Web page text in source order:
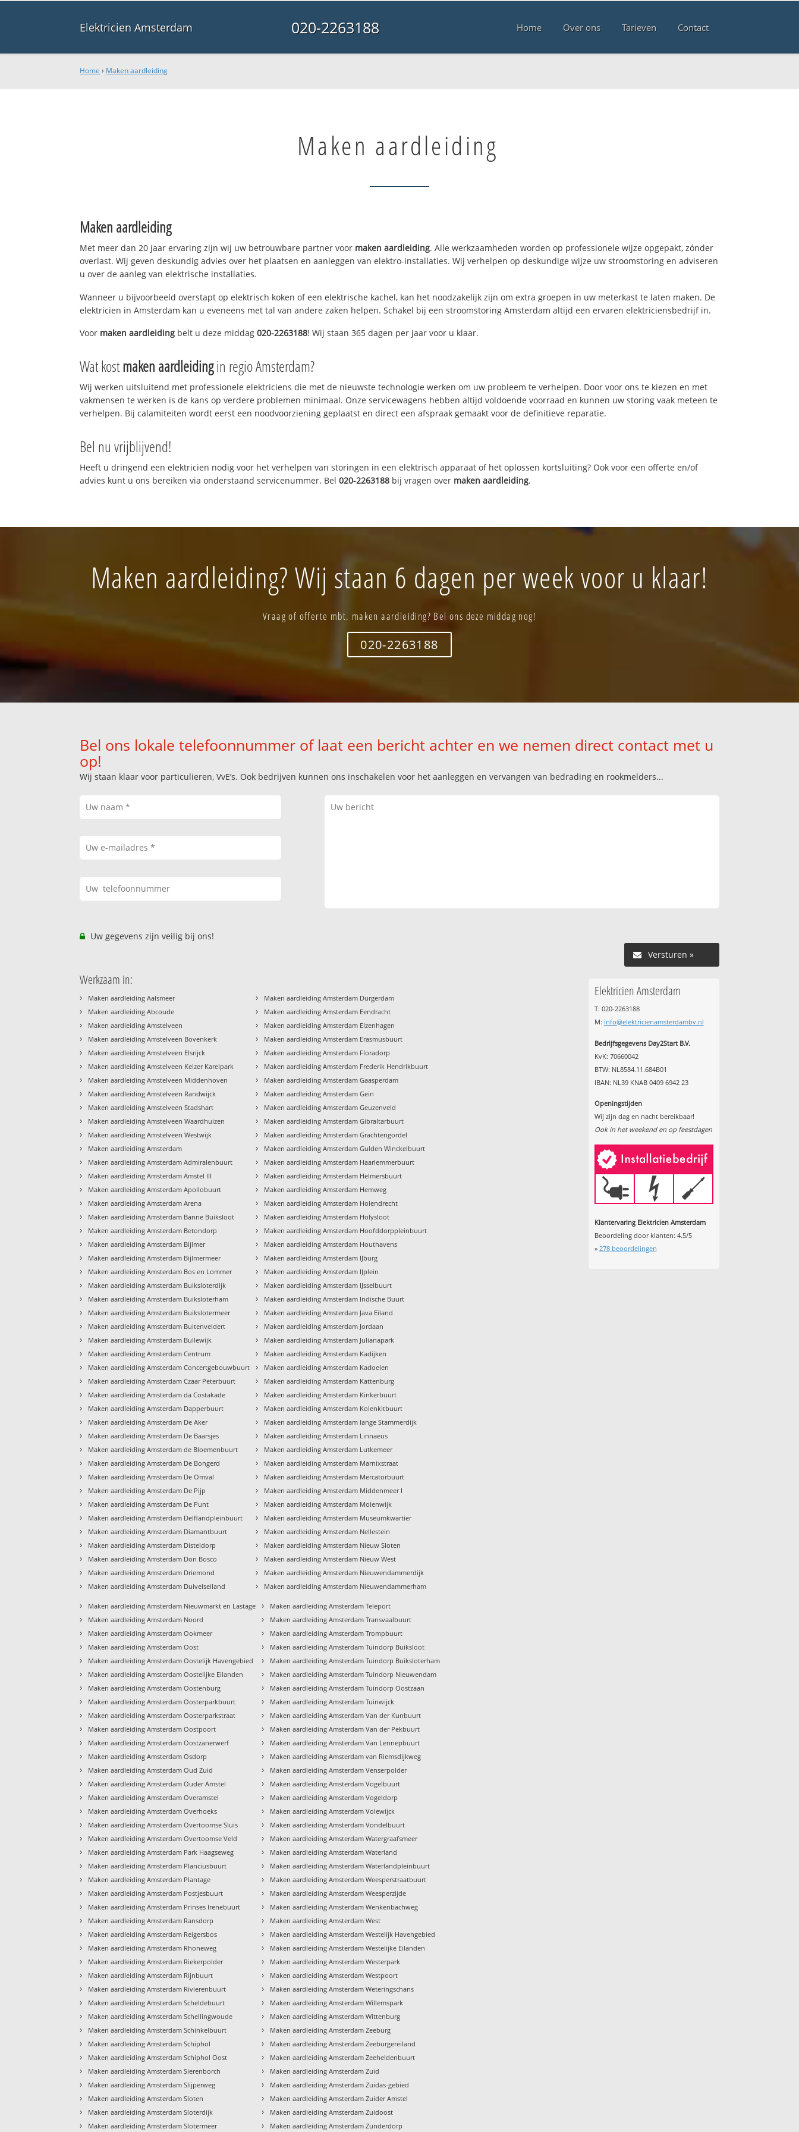
Elektricien Amsterdam 020-2263188 Home Over ons Tarieven Contact
Home › Maken aardleiding
Maken aardleiding
Maken aardleiding
Met meer dan 20 jaar ervaring zijn wij uw betrouwbare partner voor maken aardleiding. Alle werkzaamheden worden op professionele wijze opgepakt, zónder
overlast. Wij geven deskundig advies over het plaatsen en aanleggen van elektro-installaties. Wij verhelpen op deskundige wijze uw stroomstoring en adviseren
u over de aanleg van elektrische installaties.
Wanneer u bijvoorbeeld overstapt op elektrisch koken of een elektrische kachel, kan het noodzakelijk zijn om extra groepen in uw meterkast te laten maken. De
elektricien in Amsterdam kan u eveneens met tal van andere zaken helpen. Schakel bij een stroomstoring Amsterdam altijd een ervaren elektriciensbedrijf in.
Voor maken aardleiding belt u deze middag020-2263188! Wij staan 365 dagen per jaar voor u klaar.
Wat kostmaken aardleidingin regio Amsterdam?
Wij werken uitsluitend met professionele elektriciens die met de nieuwste technologie werken om uw probleem te verhelpen. Door voor ons te kiezen en met
vakmensen te werken is de kans op verdere problemen minimaal. Onze servicewagens hebben altijd voldoende voorraad en kunnen uw storing vaak meteen te
verhelpen. Bij calamiteiten wordt eerst een noodvoorziening geplaatst en direct een afspraak gemaakt voor de definitieve reparatie.
Bel nu vrijblijvend!
Heeft u dringend een elektricien nodig voor het verhelpen van storingen in een elektrisch apparaat of het oplossen kortsluiting? Ook voor een offerte en/of
advies kunt u ons bereiken via onderstaand servicenummer. Bel020-2263188 bij vragen over maken aardleiding.
Maken aardleiding? Wij staan 6 dagen per week voor u klaar!
Vraag of offerte mbt. maken aardleiding? Bel ons deze middag nog!
020-2263188
Bel ons lokale telefoonnummer of laat een bericht achter en we nemen direct contact met u
op!
Wij staan klaar voor particulieren, VvE’s. Ook bedrijven kunnen ons inschakelen voor het aanleggen en vervangen van bedrading en rookmelders...
Uw gegevens zijn veilig bij ons!
Versturen »
Werkzaam in:
› Maken aardleiding Aalsmeer
› Maken aardleiding Abcoude
› Maken aardleiding Amstelveen
› Maken aardleiding Amstelveen Bovenkerk
› Maken aardleiding Amstelveen Elsrijck
› Maken aardleiding Amstelveen Keizer Karelpark
› Maken aardleiding Amstelveen Middenhoven
› Maken aardleiding Amstelveen Randwijck
› Maken aardleiding Amstelveen Stadshart
› Maken aardleiding Amstelveen Waardhuizen
› Maken aardleiding Amstelveen Westwijk
› Maken aardleiding Amsterdam
› Maken aardleiding Amsterdam Admiralenbuurt
› Maken aardleiding Amsterdam Amstel III
› Maken aardleiding Amsterdam Apollobuurt
› Maken aardleiding Amsterdam Arena
› Maken aardleiding Amsterdam Banne Buiksloot
› Maken aardleiding Amsterdam Betondorp
› Maken aardleiding Amsterdam Bijlmer
› Maken aardleiding Amsterdam Bijlmermeer
› Maken aardleiding Amsterdam Bos en Lommer
› Maken aardleiding Amsterdam Buiksloterdijk
› Maken aardleiding Amsterdam Buiksloterham
› Maken aardleiding Amsterdam Buikslotermeer
› Maken aardleiding Amsterdam Buitenveldert
› Maken aardleiding Amsterdam Bullewijk
› Maken aardleiding Amsterdam Centrum
› Maken aardleiding Amsterdam Concertgebouwbuurt
› Maken aardleiding Amsterdam Czaar Peterbuurt
› Maken aardleiding Amsterdam da Costakade
› Maken aardleiding Amsterdam Dapperbuurt
› Maken aardleiding Amsterdam De Aker
› Maken aardleiding Amsterdam De Baarsjes
› Maken aardleiding Amsterdam de Bloemenbuurt
› Maken aardleiding Amsterdam De Bongerd
› Maken aardleiding Amsterdam De Omval
› Maken aardleiding Amsterdam De Pijp
› Maken aardleiding Amsterdam De Punt
› Maken aardleiding Amsterdam Delflandpleinbuurt
› Maken aardleiding Amsterdam Diamantbuurt
› Maken aardleiding Amsterdam Disteldorp
› Maken aardleiding Amsterdam Don Bosco
› Maken aardleiding Amsterdam Driemond
› Maken aardleiding Amsterdam Duivelseiland
› Maken aardleiding Amsterdam Durgerdam
› Maken aardleiding Amsterdam Eendracht
› Maken aardleiding Amsterdam Elzenhagen
› Maken aardleiding Amsterdam Erasmusbuurt
› Maken aardleiding Amsterdam Floradorp
› Maken aardleiding Amsterdam Frederik Hendrikbuurt
› Maken aardleiding Amsterdam Gaasperdam
› Maken aardleiding Amsterdam Gein
› Maken aardleiding Amsterdam Geuzenveld
› Maken aardleiding Amsterdam Gibraltarbuurt
› Maken aardleiding Amsterdam Grachtengordel
› Maken aardleiding Amsterdam Gulden Winckelbuurt
› Maken aardleiding Amsterdam Haarlemmerbuurt
› Maken aardleiding Amsterdam Helmersbuurt
› Maken aardleiding Amsterdam Hemweg
› Maken aardleiding Amsterdam Holendrecht
› Maken aardleiding Amsterdam Holysloot
› Maken aardleiding Amsterdam Hoofddorppleinbuurt
› Maken aardleiding Amsterdam Houthavens
› Maken aardleiding Amsterdam IJburg
› Maken aardleiding Amsterdam IJplein
› Maken aardleiding Amsterdam IJsselbuurt
› Maken aardleiding Amsterdam Indische Buurt
› Maken aardleiding Amsterdam Java Eiland
› Maken aardleiding Amsterdam Jordaan
› Maken aardleiding Amsterdam Julianapark
› Maken aardleiding Amsterdam Kadijken
› Maken aardleiding Amsterdam Kadoelen
› Maken aardleiding Amsterdam Kattenburg
› Maken aardleiding Amsterdam Kinkerbuurt
› Maken aardleiding Amsterdam Kolenkitbuurt
› Maken aardleiding Amsterdam lange Stammerdijk
› Maken aardleiding Amsterdam Linnaeus
› Maken aardleiding Amsterdam Lutkemeer
› Maken aardleiding Amsterdam Marnixstraat
› Maken aardleiding Amsterdam Mercatorbuurt
› Maken aardleiding Amsterdam Middenmeer I
› Maken aardleiding Amsterdam Molenwijk
› Maken aardleiding Amsterdam Museumkwartier
› Maken aardleiding Amsterdam Nellestein
› Maken aardleiding Amsterdam Nieuw Sloten
› Maken aardleiding Amsterdam Nieuw West
› Maken aardleiding Amsterdam Nieuwendammerdijk
› Maken aardleiding Amsterdam Nieuwendammerham
› Maken aardleiding Amsterdam Nieuwmarkt en Lastage
› Maken aardleiding Amsterdam Noord
› Maken aardleiding Amsterdam Ookmeer
› Maken aardleiding Amsterdam Oost
› Maken aardleiding Amsterdam Oostelijk Havengebied
› Maken aardleiding Amsterdam Oostelijke Eilanden
› Maken aardleiding Amsterdam Oostenburg
› Maken aardleiding Amsterdam Oosterparkbuurt
› Maken aardleiding Amsterdam Oosterparkstraat
› Maken aardleiding Amsterdam Oostpoort
› Maken aardleiding Amsterdam Oostzanerwerf
› Maken aardleiding Amsterdam Osdorp
› Maken aardleiding Amsterdam Oud Zuid
› Maken aardleiding Amsterdam Ouder Amstel
› Maken aardleiding Amsterdam Overamstel
› Maken aardleiding Amsterdam Overhoeks
› Maken aardleiding Amsterdam Overtoomse Sluis
› Maken aardleiding Amsterdam Overtoomse Veld
› Maken aardleiding Amsterdam Park Haagseweg
› Maken aardleiding Amsterdam Planciusbuurt
› Maken aardleiding Amsterdam Plantage
› Maken aardleiding Amsterdam Postjesbuurt
› Maken aardleiding Amsterdam Prinses Irenebuurt
› Maken aardleiding Amsterdam Ransdorp
› Maken aardleiding Amsterdam Reigersbos
› Maken aardleiding Amsterdam Rhoneweg
› Maken aardleiding Amsterdam Riekerpolder
› Maken aardleiding Amsterdam Rijnbuurt
› Maken aardleiding Amsterdam Rivierenbuurt
› Maken aardleiding Amsterdam Scheldebuurt
› Maken aardleiding Amsterdam Schellingwoude
› Maken aardleiding Amsterdam Schinkelbuurt
› Maken aardleiding Amsterdam Schiphol
› Maken aardleiding Amsterdam Schiphol Oost
› Maken aardleiding Amsterdam Sierenborch
› Maken aardleiding Amsterdam Slijperweg
› Maken aardleiding Amsterdam Sloten
› Maken aardleiding Amsterdam Sloterdijk
› Maken aardleiding Amsterdam Slotermeer
› Maken aardleiding Amsterdam Teleport
› Maken aardleiding Amsterdam Transvaalbuurt
› Maken aardleiding Amsterdam Trompbuurt
› Maken aardleiding Amsterdam Tuindorp Buiksloot
› Maken aardleiding Amsterdam Tuindorp Buiksloterham
› Maken aardleiding Amsterdam Tuindorp Nieuwendam
› Maken aardleiding Amsterdam Tuindorp Oostzaan
› Maken aardleiding Amsterdam Tuinwijck
› Maken aardleiding Amsterdam Van der Kunbuurt
› Maken aardleiding Amsterdam Van der Pekbuurt
› Maken aardleiding Amsterdam Van Lennepbuurt
› Maken aardleiding Amsterdam van Riemsdijkweg
› Maken aardleiding Amsterdam Venserpolder
› Maken aardleiding Amsterdam Vogelbuurt
› Maken aardleiding Amsterdam Vogeldorp
› Maken aardleiding Amsterdam Volewijck
› Maken aardleiding Amsterdam Vondelbuurt
› Maken aardleiding Amsterdam Watergraafsmeer
› Maken aardleiding Amsterdam Waterland
› Maken aardleiding Amsterdam Waterlandpleinbuurt
› Maken aardleiding Amsterdam Weesperstraatbuurt
› Maken aardleiding Amsterdam Weesperzijde
› Maken aardleiding Amsterdam Wenkenbachweg
› Maken aardleiding Amsterdam West
› Maken aardleiding Amsterdam Westelijk Havengebied
› Maken aardleiding Amsterdam Westelijke Eilanden
› Maken aardleiding Amsterdam Westerpark
› Maken aardleiding Amsterdam Westpoort
› Maken aardleiding Amsterdam Weteringschans
› Maken aardleiding Amsterdam Willemspark
› Maken aardleiding Amsterdam Wittenburg
› Maken aardleiding Amsterdam Zeeburg
› Maken aardleiding Amsterdam Zeeburgereiland
› Maken aardleiding Amsterdam Zeeheldenbuurt
› Maken aardleiding Amsterdam Zuid
› Maken aardleiding Amsterdam Zuidas-gebied
› Maken aardleiding Amsterdam Zuider Amstel
› Maken aardleiding Amsterdam Zuidoost
› Maken aardleiding Amsterdam Zunderdorp
Elektricien Amsterdam
T: 020-2263188
M: info@elektricienamsterdambv.nl
Bedrijfsgegevens Day2Start B.V.
KvK: 70660042
BTW: NL8584.11.684B01
IBAN: NL39 KNAB 0409 6942 23
Openingstijden
Wij zijn dag en nacht bereikbaar!
Ook in het weekend en op feestdagen
Klantervaring Elektricien Amsterdam
Beoordeling door klanten: 4.5/5
» 278beoordelingen